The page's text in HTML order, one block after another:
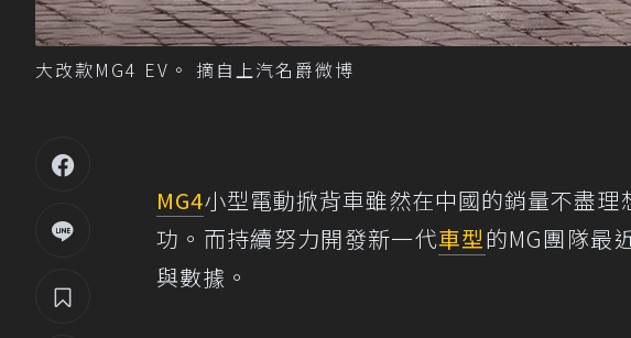
大改款MG4 EV。 摘自上汽名爵微博
MG4小型電動掀背車雖然在中國的銷量不盡
功。而持續努力開發新一代車型的MG團隊最
與數據。